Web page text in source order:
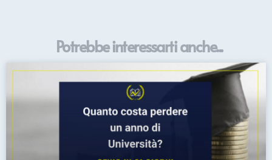
Potrebbe interessarti anche...